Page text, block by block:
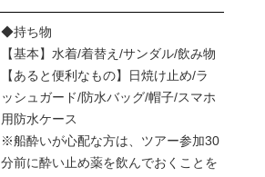
◆持ち物
【基本】水着/着替え/サンダル/飲み物
【あると便利なもの】日焼け止め/ラ
ッシュガード/防水バッグ/帽子/スマホ
用防水ケース
※船酔いが心配な方は、ツアー参加30
分前に酔い止め薬を飲んでおくことを